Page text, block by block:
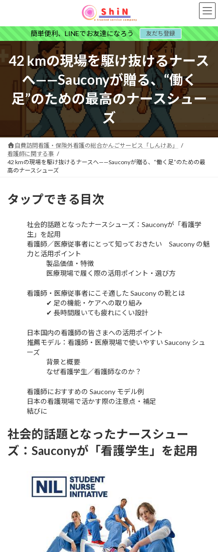
ツ
シ
簡単便利、LINEでお友達になろう 友だち登録
42 kmの現場を駆け抜けるナース
へ——Sauconyが贈る、“働く
足”のための最高のナースシュー
ズ
自費訪問看護・保険外看護の総合かんごサービス「しんけあ」
看護師に関する事
42 kmの現場を駆け抜けるナースへ——Sauconyが贈る、“働く足”のための最
高のナースシューズ
タップできる目次
社会的話題となったナースシューズ：Sauconyが「看護学
生」を起用
看護師／医療従事者にとって知っておきたい Saucony の魅
力と活用ポイント
製品価値・特徴
医療現場で履く際の活用ポイント・選び方
看護師・医療従事者にこそ適した Saucony の靴とは
✔ 足の機能・ケアへの取り組み
✔ 長時間履いても疲れにくい設計
日本国内の看護師の皆さまへの活用ポイント
推薦モデル：看護師・医療現場で使いやすい Saucony シュ
ーズ
背景と概要
なぜ看護学生／看護師なのか？
看護師におすすめの Saucony モデル例
日本の看護現場で活かす際の注意点・補足
結びに
社会的話題となったナースシュー
ズ：Sauconyが「看護学生」を起用